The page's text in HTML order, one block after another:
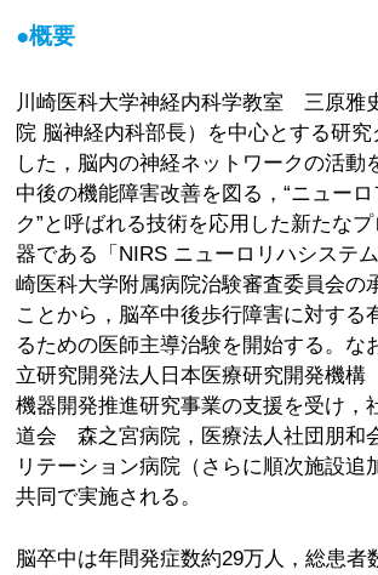
●概要
川崎医科大学神経内科学教室 三原雅
院 脳神経内科部長）を中心とする研
した，脳内の神経ネットワークの活動
中後の機能障害改善を図る，“ニュー
ク”と呼ばれる技術を応用した新たな
器である「NIRS ニューロリハシステ
崎医科大学附属病院治験審査委員会の
ことから，脳卒中後歩行障害に対する
るための医師主導治験を開始する。な
立研究開発法人日本医療研究開発機構
機器開発推進研究事業の支援を受け，
道会 森之宮病院，医療法人社団朋和
リテーション病院（さらに順次施設追
共同で実施される。
脳卒中は年間発症数約29万人，総患者